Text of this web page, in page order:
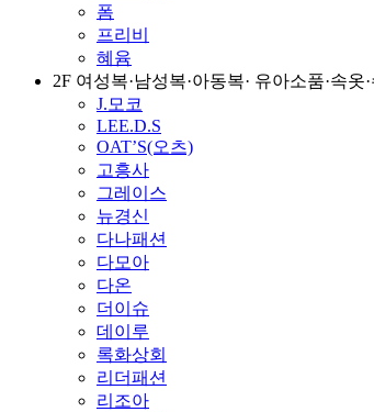
폼
프리비
혜윰
2F 여성복·남성복·아동복· 유아소품·속옷
J.모코
LEE.D.S
OAT’S(오츠)
고흥사
그레이스
뉴경신
다나패션
다모아
다온
더이슈
데이루
록화상회
리더패션
리조아